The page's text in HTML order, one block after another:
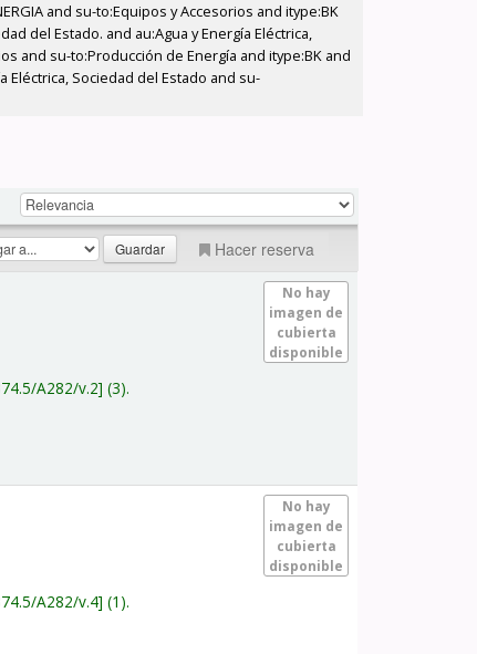
and su-to:Equipos y Accesorios and itype:BK
del Estado. and au:Agua y Energía Eléctrica,
and su-to:Producción de Energía and itype:BK and
Eléctrica, Sociedad del Estado and su-
Hacer reserva
No hay
imagen de
cubierta
disponible
A282/v.2 (3).
No hay
imagen de
cubierta
disponible
A282/v.4 (1).